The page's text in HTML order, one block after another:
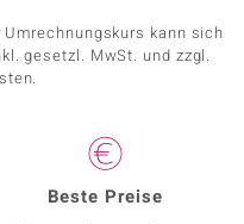
kann sich
gesetzl. MwSt. und zzgl.
Beste Preise